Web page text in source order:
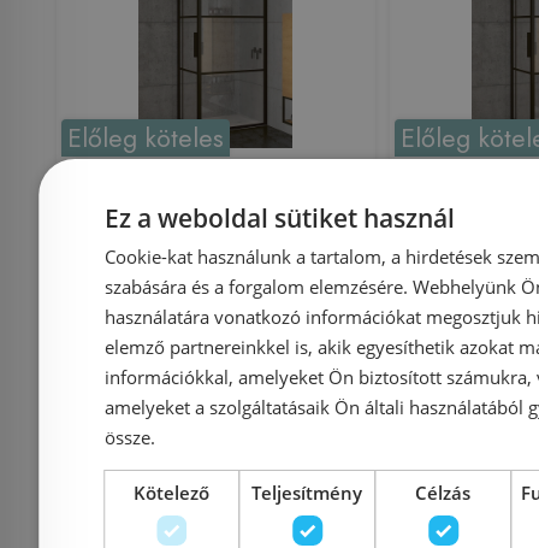
Előleg köteles
GB203 110x90 cm
zuhanykabin, fekete
(GB2110090)
G004017121
Azonosító: 174610
Cikkszám: G004017121
488 820 Ft 439 938 Ft
Előleg
GB203
496 970 Ft
Ez a weboldal sütiket használ
Cookie-kat használunk a tartalom, a hirdetések
szabására és a forgalom elemzésére. Webhelyünk
használatára vonatkozó információkat megosztjuk
elemző partnereinkkel is, akik egyesíthetik azokat
információkkal, amelyeket Ön biztosított számukra,
amelyeket a szolgáltatásaik Ön általi használatából
össze.
Kötelező Teljesítmény Célzás